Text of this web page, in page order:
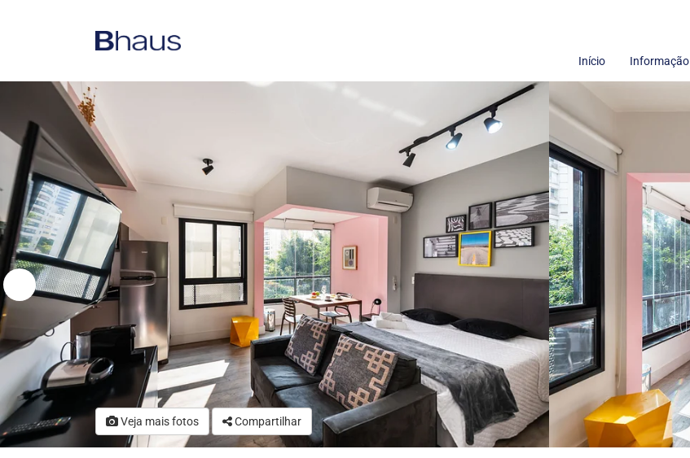
Início Informação
Sobre nós
Políticas de Privacidade
Veja mais fotos Compartilhar